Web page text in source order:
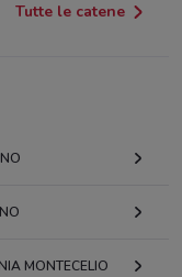
Tutte le catene
MONTECELIO